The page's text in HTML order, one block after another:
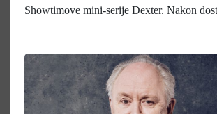
Showtimove mini-serije Dexter. Nakon